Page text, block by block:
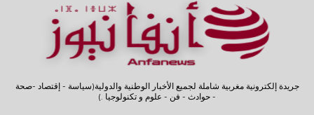
جريدة إلكترونية مغربية شاملة لجميع الأخبار الوطنية والدولية(سياسة - إقتصاد -صحة
- حوادث - فن - علوم و تكنولوجيا .)